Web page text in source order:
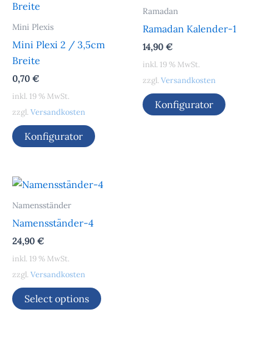
Mini Plexis
Mini Plexi 2 / 3,5cm
Breite
0,70 €
inkl. 19 % MwSt.
zzgl. Versandkosten
Konfigurator
Ramadan
Ramadan Kalender-1
14,90 €
inkl. 19 % MwSt.
zzgl. Versandkosten
Konfigurator
Namensständer
Namensständer-4
24,90 €
inkl. 19 % MwSt.
zzgl. Versandkosten
Select options